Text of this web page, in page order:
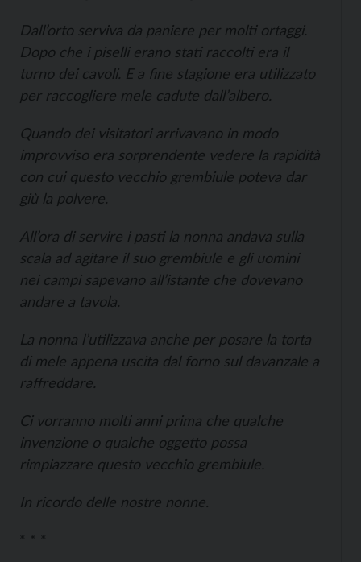
Dall’orto serviva da paniere per molti ortaggi.
Dopo che i piselli erano stati raccolti era il
turno dei cavoli. E a fine stagione era utilizzato
per raccogliere mele cadute dall’albero.
Quando dei visitatori arrivavano in modo
improvviso era sorprendente vedere la rapidità
con cui questo vecchio grembiule poteva dar
giù la polvere.
All’ora di servire i pasti la nonna andava sulla
scala ad agitare il suo grembiule e gli uomini
nei campi sapevano all’istante che dovevano
andare a tavola.
La nonna l’utilizzava anche per posare la torta
di mele appena uscita dal forno sul davanzale a
raffreddare.
Ci vorranno molti anni prima che qualche
invenzione o qualche oggetto possa
rimpiazzare questo vecchio grembiule.
In ricordo delle nostre nonne.
* * *